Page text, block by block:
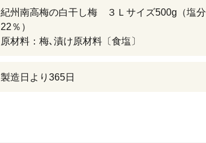
紀州南高梅の白干し梅 ３Ｌサイズ500g（塩分
22％）
原材料：梅､漬け原材料〔食塩〕
製造日より365日